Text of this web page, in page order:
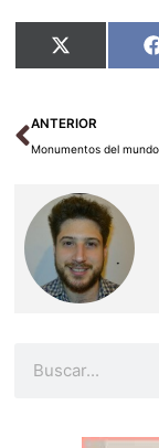
Compartir
en
X
(Twitter)
Ant
ANTERIOR